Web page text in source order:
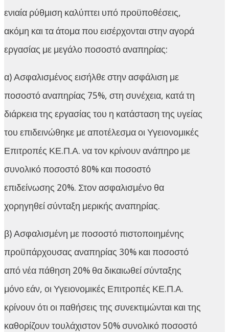
ενιαία ρύθμιση καλύπτει υπό προϋποθέσεις,
ακόμη και τα άτομα που εισέρχονται στην αγορά
εργασίας με μεγάλο ποσοστό αναπηρίας:
α) Ασφαλισμένος εισήλθε στην ασφάλιση με
ποσοστό αναπηρίας 75%, στη συνέχεια, κατά τη
διάρκεια της εργασίας του η κατάσταση της υγείας
του επιδεινώθηκε με αποτέλεσμα οι Υγειονομικές
Επιτροπές ΚΕ.Π.Α. να τον κρίνουν ανάπηρο με
συνολικό ποσοστό 80% και ποσοστό
επιδείνωσης 20%. Στον ασφαλισμένο θα
χορηγηθεί σύνταξη μερικής αναπηρίας.
β) Ασφαλισμένη με ποσοστό πιστοποιημένης
προϋπάρχουσας αναπηρίας 30% και ποσοστό
από νέα πάθηση 20% θα δικαιωθεί σύνταξης
μόνο εάν, οι Υγειονομικές Επιτροπές ΚΕ.Π.Α.
κρίνουν ότι οι παθήσεις της συνεκτιμώνται και της
καθορίζουν τουλάχιστον 50% συνολικό ποσοστό